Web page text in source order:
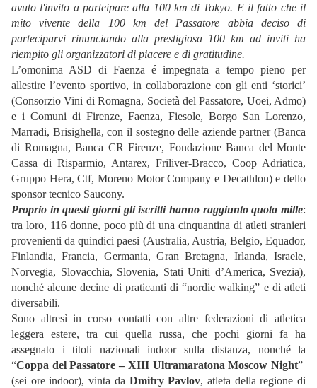
avuto l'invito a parteipare alla 100 km di Tokyo. E il fatto che il
mito vivente della 100 km del Passatore abbia deciso di
parteciparvi rinunciando alla prestigiosa 100 km ad inviti ha
riempito gli organizzatori di piacere e di gratitudine.
L’omonima ASD di Faenza é impegnata a tempo pieno per
allestire l’evento sportivo, in collaborazione con gli enti ‘storici’
(Consorzio Vini di Romagna, Società del Passatore, Uoei, Admo)
e i Comuni di Firenze, Faenza, Fiesole, Borgo San Lorenzo,
Marradi, Brisighella, con il sostegno delle aziende partner (Banca
di Romagna, Banca CR Firenze, Fondazione Banca del Monte
Cassa di Risparmio, Antarex, Friliver-Bracco, Coop Adriatica,
Gruppo Hera, Ctf, Moreno Motor Company e Decathlon) e dello
sponsor tecnico Saucony.
Proprio in questi giorni gli iscritti hanno raggiunto quota mille:
tra loro, 116 donne, poco più di una cinquantina di atleti stranieri
provenienti da quindici paesi (Australia, Austria, Belgio, Equador,
Finlandia, Francia, Germania, Gran Bretagna, Irlanda, Israele,
Norvegia, Slovacchia, Slovenia, Stati Uniti d’America, Svezia),
nonché alcune decine di praticanti di “nordic walking” e di atleti
diversabili.
Sono altresì in corso contatti con altre federazioni di atletica
leggera estere, tra cui quella russa, che pochi giorni fa ha
assegnato i titoli nazionali indoor sulla distanza, nonché la
“Coppa del Passatore – XIII Ultramaratona Moscow Night”
(sei ore indoor), vinta da Dmitry Pavlov, atleta della regione di